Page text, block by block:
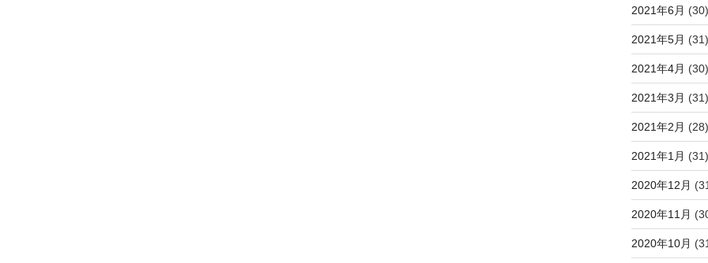
2021年6月 (30)
2021年5月 (31)
2021年4月 (30)
2021年3月 (31)
2021年2月 (28)
2021年1月 (31)
2020年12月
2020年11月
2020年10月